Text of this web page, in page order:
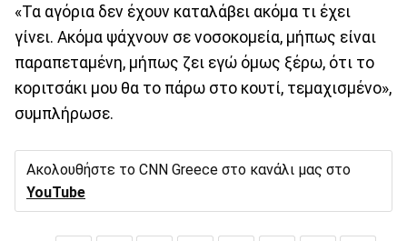
«Τα αγόρια δεν έχουν καταλάβει ακόμα τι έχει
γίνει. Ακόμα ψάχνουν σε νοσοκομεία, μήπως είναι
παραπεταμένη, μήπως ζει εγώ όμως ξέρω, ότι το
κοριτσάκι μου θα το πάρω στο κουτί, τεμαχισμένο»,
συμπλήρωσε.
Ακολουθήστε το CNN Greece στο κανάλι μας στο
YouTube